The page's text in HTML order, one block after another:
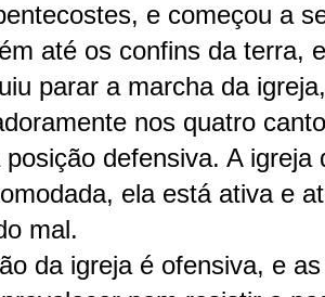
e começou a
até os confins da terra,
parar a marcha da
nos quatro
posição defensiva. A
ela está ativa e
mal.
da igreja é ofensiva, e